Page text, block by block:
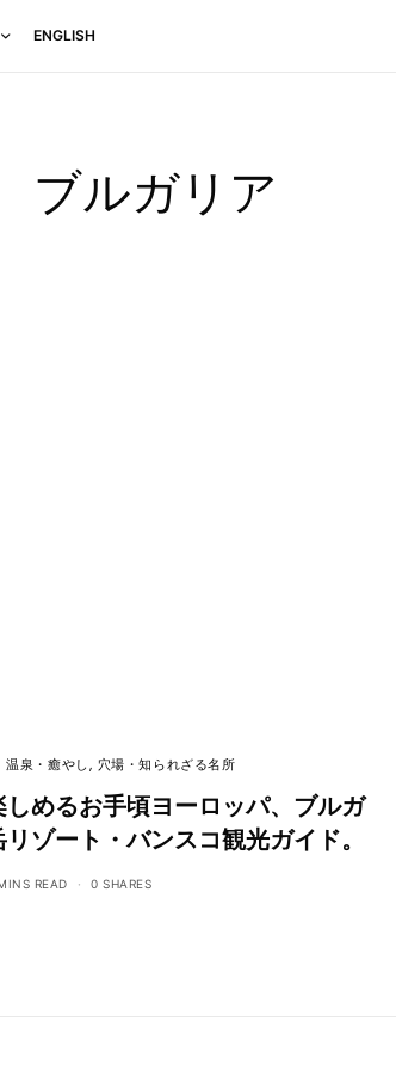
ENGLISH
ブルガリア
,温泉・癒やし 穴場・知られざる名所
しめるお手頃ヨーロッパ、ブルガ
ゾート・バンスコ観光ガイド。
READ 0 SHARES